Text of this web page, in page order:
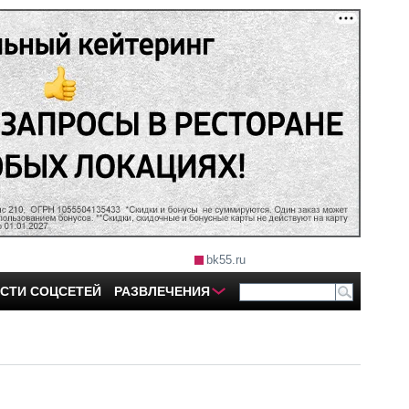
bk55.ru
СОЦСЕТЕЙ РАЗВЛЕЧЕНИЯ